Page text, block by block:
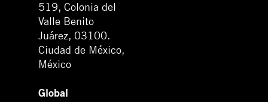
519, Colonia del
Valle Benito
Juárez, 03100.
Ciudad de México,
México
Global